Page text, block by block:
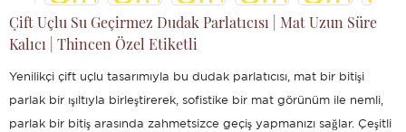
Çift Uçlu Su Geçirmez Dudak Parlatıcısı | Mat Uzun Süre
Kalıcı | Thincen Özel Etiketli
Yenilikçi çift uçlu tasarımıyla bu dudak parlatıcısı, mat bir bitişi
parlak bir ışıltıyla birleştirerek, sofistike bir mat görünüm ile nemli,
parlak bir bitiş arasında zahmetsizce geçiş yapmanızı sağlar. Çeşitli